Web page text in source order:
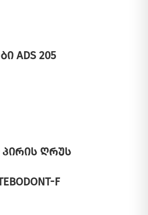
ADS 205
ღრუს
F